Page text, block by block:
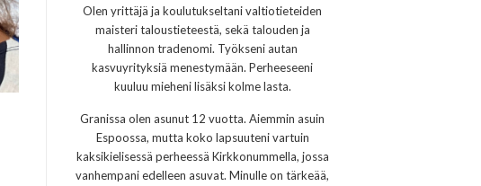
Olen yrittäjä ja koulutukseltani valtiotieteiden
maisteri taloustieteestä, sekä talouden ja
hallinnon tradenomi. Työkseni autan
kasvuyrityksiä menestymään. Perheeseeni
kuuluu mieheni lisäksi kolme lasta.
Granissa olen asunut 12 vuotta. Aiemmin asuin
Espoossa, mutta koko lapsuuteni vartuin
kaksikielisessä perheessä Kirkkonummella, jossa
vanhempani edelleen asuvat. Minulle on tärkeää,